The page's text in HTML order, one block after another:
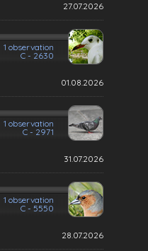
27.07.2026
1 observation
C - 2630
01.08.2026
1 observation
C - 2971
31.07.2026
1 observation
C - 5550
28.07.2026